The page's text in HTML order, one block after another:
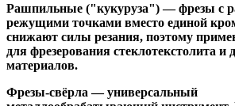
Рашпильные ("кукуруза")— фрезы с
режущими точками вместо единой
снижают силы резания, поэтому
для фрезерования стеклотекстолита и
материалов.
Фрезы-свёрла — универсальный